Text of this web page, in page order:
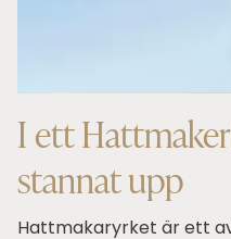
I ett
stannat upp
Hattmakaryrket är ett